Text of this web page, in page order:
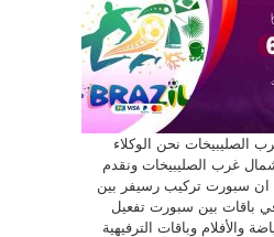
نحن الوكلاء
غرب الصليبيخات ونقدم
سبورت تركيب رسيفر بين
باقات بين سبورت تفعيل
والأفلام وباقات الترفيهية